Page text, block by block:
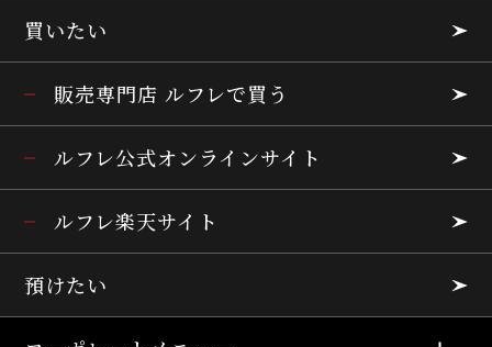
買いたい
販売専門店 ルフレで買う
ルフレ公式オンラインサイト
ルフレ楽天サイト
預けたい